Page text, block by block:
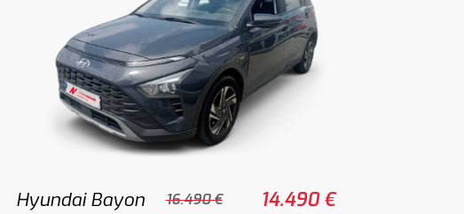
Hyundai Bayon 16.490 € 14.490 €